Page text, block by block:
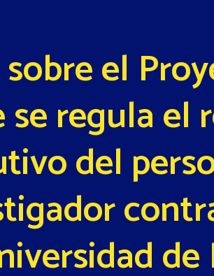
el
se regula el
del
de